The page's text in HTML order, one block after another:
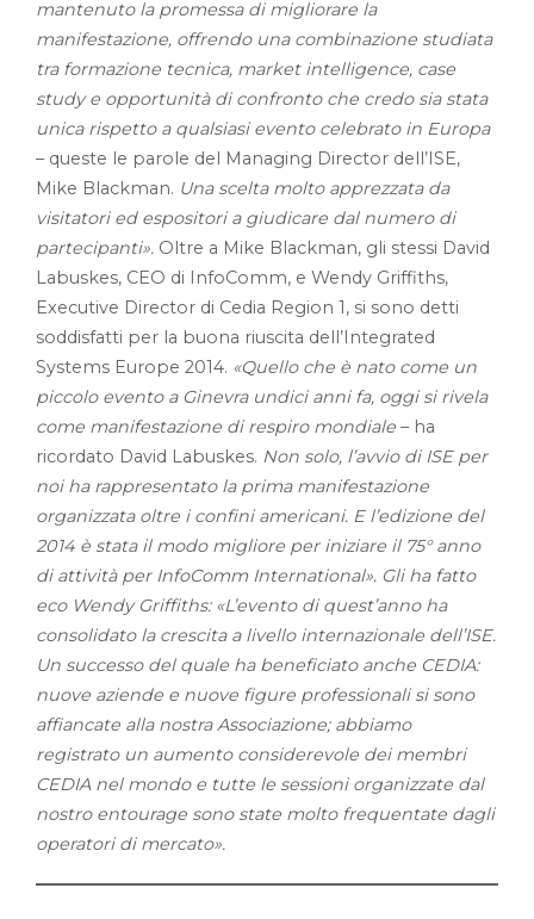
mantenuto la promessa di migliorare la
manifestazione, offrendo una combinazione studiata
tra formazione tecnica, market intelligence, case
study e opportunità di confronto che credo sia stata
unica rispetto a qualsiasi evento celebrato in Europa
– queste le parole del Managing Director dell’ISE,
Mike Blackman. Una scelta molto apprezzata da
visitatori ed espositori a giudicare dal numero di
partecipanti». Oltre a Mike Blackman, gli stessi David
Labuskes, CEO di InfoComm, e Wendy Griffiths,
Executive Director di Cedia Region 1, si sono detti
soddisfatti per la buona riuscita dell’Integrated
Systems Europe 2014. «Quello che è nato come un
piccolo evento a Ginevra undici anni fa, oggi si rivela
come manifestazione di respiro mondiale – ha
ricordato David Labuskes. Non solo, l’avvio di ISE per
noi ha rappresentato la prima manifestazione
organizzata oltre i confini americani. E l’edizione del
2014 è stata il modo migliore per iniziare il 75° anno
di attività per InfoComm International». Gli ha fatto
eco Wendy Griffiths: «L’evento di quest’anno ha
consolidato la crescita a livello internazionale dell’ISE.
Un successo del quale ha beneficiato anche CEDIA:
nuove aziende e nuove figure professionali si sono
affiancate alla nostra Associazione; abbiamo
registrato un aumento considerevole dei membri
CEDIA nel mondo e tutte le sessioni organizzate dal
nostro entourage sono state molto frequentate dagli
operatori di mercato».